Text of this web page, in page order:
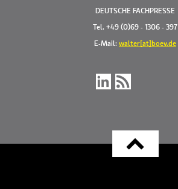
DEUTSCHE FACHPRESSE
Tel. +49 (0)69 - 1306 - 397
E-Mail: walter[at]boev.de